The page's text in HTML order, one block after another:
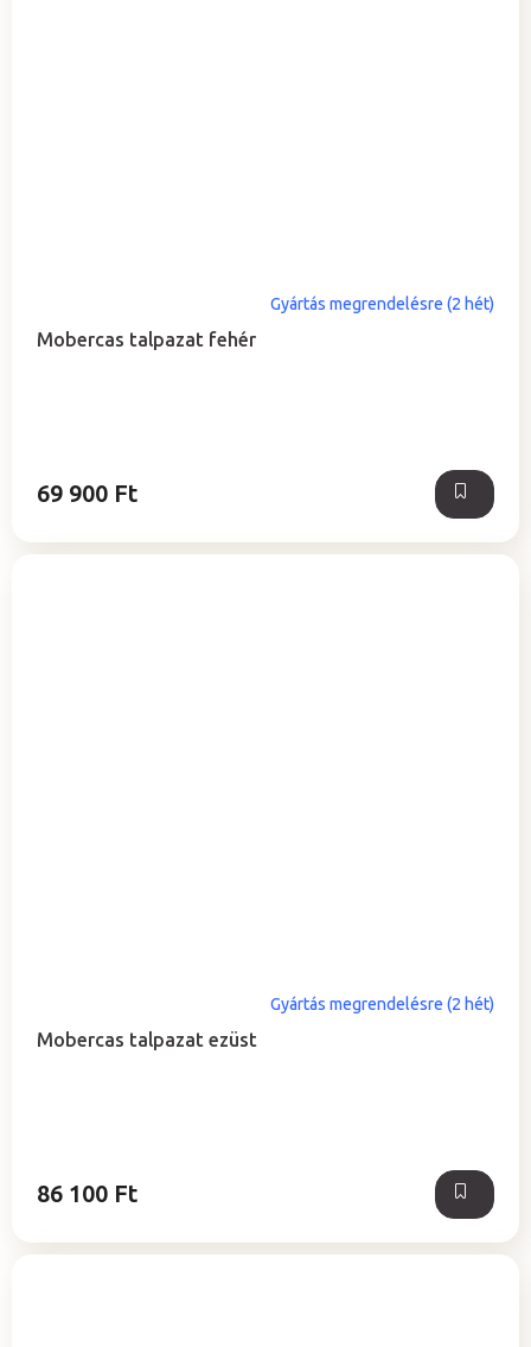
Mobercas talpazat fehér
Gyártás megrendelésre (2 hét)
69 900 Ft
Mobercas talpazat ezüst
Gyártás megrendelésre (2 hét)
86 100 Ft